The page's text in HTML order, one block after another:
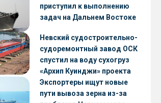
приступил к выполнению
задач на Дальнем Востоке
Невский судостроительно-
судоремонтный завод ОСК
спустил на воду сухогруз
«Архип Куинджи» проекта
RSD59
Экспортеры ищут новые
пути вывоза зерна из-за